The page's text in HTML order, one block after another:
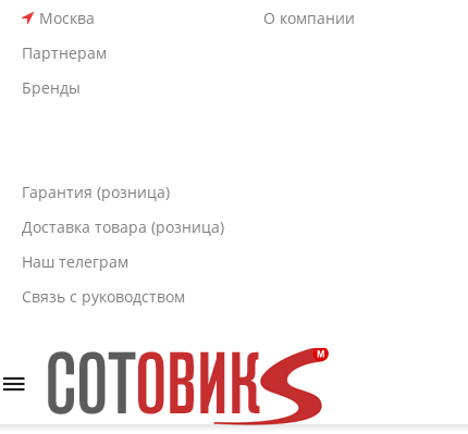
Москва
О компании
Партнерам
Бренды
Гарантия (розница)
Доставка товара (розница)
Наш телеграм
Связь с руководством